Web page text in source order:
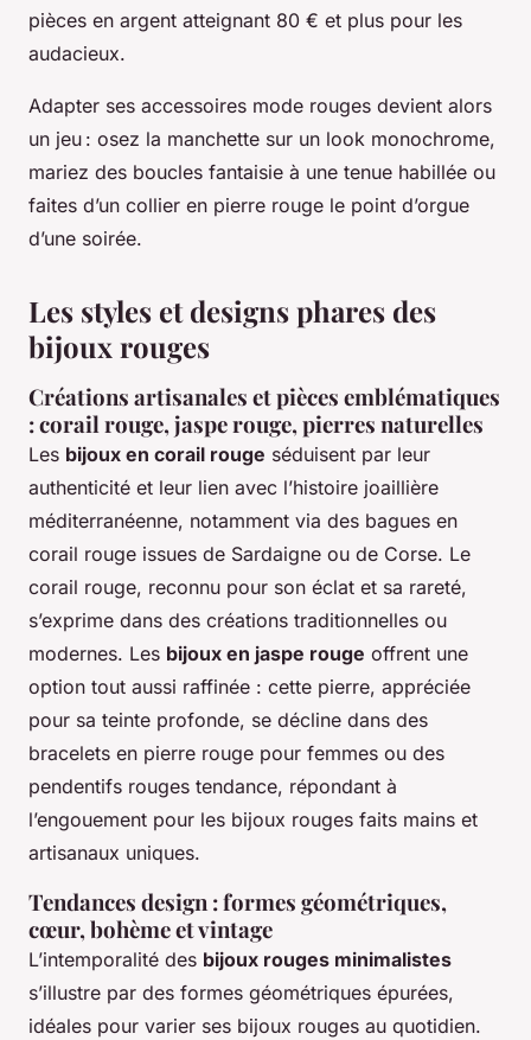
pièces en argent atteignant 80 € et plus pour les
audacieux.
Adapter ses accessoires mode rouges devient alors
un jeu : osez la manchette sur un look monochrome,
mariez des boucles fantaisie à une tenue habillée ou
faites d’un collier en pierre rouge le point d’orgue
d’une soirée.
Les styles et designs phares des
bijoux rouges
Créations artisanales et pièces emblématiques
: corail rouge, jaspe rouge, pierres naturelles
Les bijoux en corail rouge séduisent par leur
authenticité et leur lien avec l’histoire joaillière
méditerranéenne, notamment via des bagues en
corail rouge issues de Sardaigne ou de Corse. Le
corail rouge, reconnu pour son éclat et sa rareté,
s’exprime dans des créations traditionnelles ou
modernes. Les bijoux en jaspe rouge offrent une
option tout aussi raffinée : cette pierre, appréciée
pour sa teinte profonde, se décline dans des
bracelets en pierre rouge pour femmes ou des
pendentifs rouges tendance, répondant à
l’engouement pour les bijoux rouges faits mains et
artisanaux uniques.
Tendances design : formes géométriques,
cœur, bohème et vintage
L’intemporalité des bijoux rouges minimalistes
s’illustre par des formes géométriques épurées,
idéales pour varier ses bijoux rouges au quotidien.